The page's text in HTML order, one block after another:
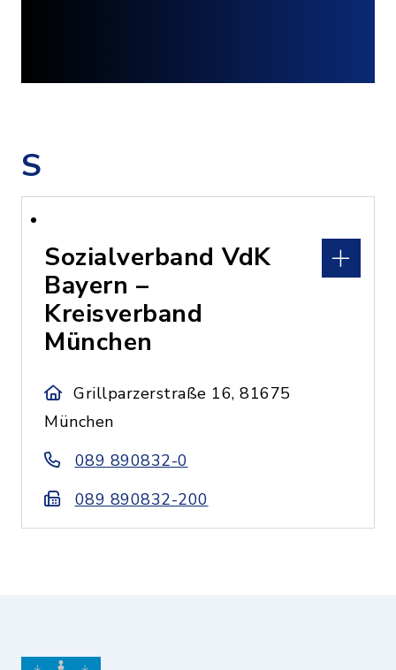
S
Sozialverband VdK
Bayern –
Kreisverband
München
Grillparzerstraße 16, 81675
München
089 890832-0
089 890832-200